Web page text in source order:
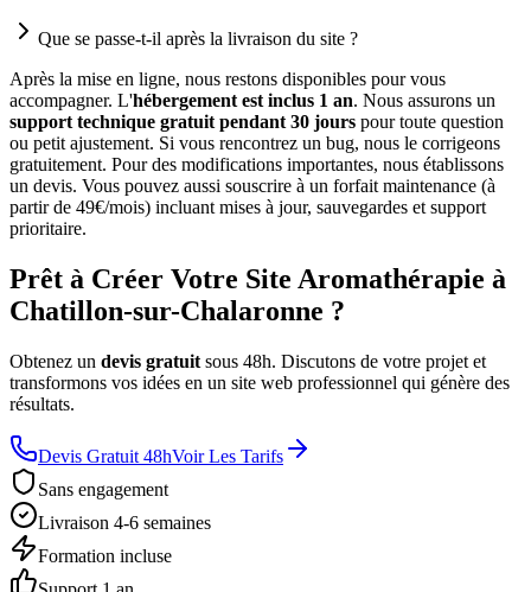
Que se passe-t-il après la livraison du site ?
Après la mise en ligne, nous restons disponibles pour vous
accompagner. L'hébergement est inclus 1 an. Nous assurons un
support technique gratuit pendant 30 jours pour toute question
ou petit ajustement. Si vous rencontrez un bug, nous le corrigeons
gratuitement. Pour des modifications importantes, nous établissons
un devis. Vous pouvez aussi souscrire à un forfait maintenance (à
partir de 49€/mois) incluant mises à jour, sauvegardes et support
prioritaire.
Prêt à Créer Votre Site Aromathérapie à
Chatillon-sur-Chalaronne ?
Obtenez un devis gratuit sous 48h. Discutons de votre projet et
transformons vos idées en un site web professionnel qui génère des
résultats.
Devis Gratuit 48hVoir Les Tarifs
Sans engagement
Livraison 4-6 semaines
Formation incluse